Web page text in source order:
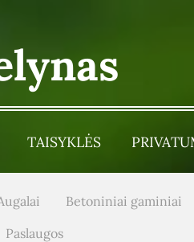
TAISYKLĖS
Betoniniai gaminiai
Paslaugos